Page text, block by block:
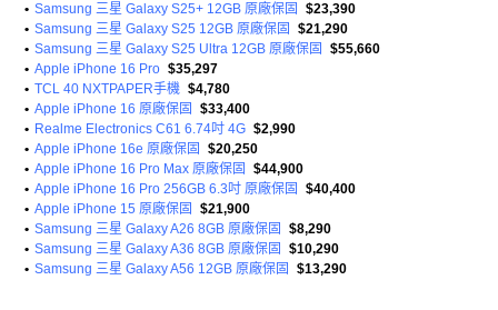
• Samsung 三星 Galaxy S25+ 12GB 原廠保固
$23,390
• Samsung 三星 Galaxy S25 12GB 原廠保固
$21,290
• Samsung 三星 Galaxy S25 Ultra 12GB 原廠保固
$55,660
• Apple iPhone 16 Pro $35,297
• TCL 40 NXTPAPER手機 $4,780
• Apple iPhone 16 原廠保固
$33,400
• Realme Electronics C61 6.74吋 4G $2,990
• Apple iPhone 16e 原廠保固
$20,250
• Apple iPhone 16 Pro Max 原廠保固
$44,900
• Apple iPhone 16 Pro 256GB 6.3吋 原廠保固
$40,400
• Apple iPhone 15 原廠保固
$21,900
• Samsung 三星 Galaxy A26 8GB 原廠保固
$8,290
• Samsung 三星 Galaxy A36 8GB 原廠保固
$10,290
• Samsung 三星 Galaxy A56 12GB 原廠保固 $13,290